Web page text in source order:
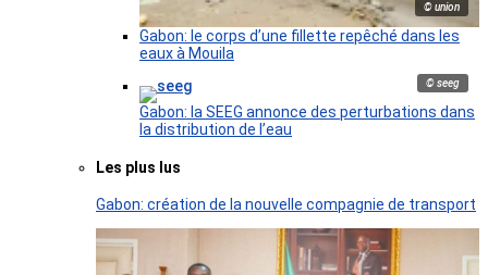
© union
Gabon: le corps d’une fillette repêché dans les
eaux à Mouila
© seeg
Gabon: la SEEG annonce des perturbations dans
la distribution de l’eau
Les plus lus
Gabon: création de la nouvelle compagnie de transport